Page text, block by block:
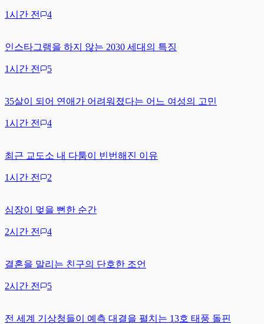
1시간 전 4
인스타그램을 하지 않는 2030 세대의 특징
1시간 전 5
35살이 되어 연애가 어려워졌다는 어느 여성의 고민
1시간 전 4
최근 교도소 내 다툼이 빈번해진 이유
1시간 전 2
심장이 멎을 뻔한 순간
2시간 전 4
결혼을 말리는 친구의 단호한 조언
2시간 전 5
전 세계 기상청들이 예측 대결을 펼치는 13호 태풍 돌핀